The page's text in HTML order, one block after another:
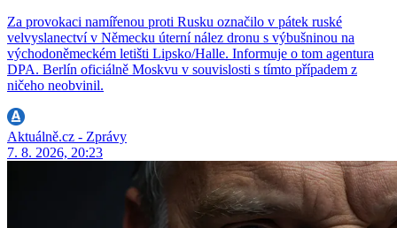
Za provokaci namířenou proti Rusku označilo v pátek ruské
velvyslanectví v Německu úterní nález dronu s výbušninou na
východoněmeckém letišti Lipsko/Halle. Informuje o tom agentura
DPA. Berlín oficiálně Moskvu v souvislosti s tímto případem z
ničeho neobvinil.
Aktuálně.cz - Zprávy
7. 8. 2026, 20:23